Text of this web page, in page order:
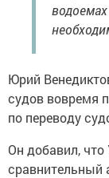
Юрий
судов вовремя
по переводу
Он добавил,
сравнительный